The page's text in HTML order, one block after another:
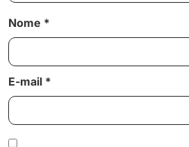
Nome *
E-mail *